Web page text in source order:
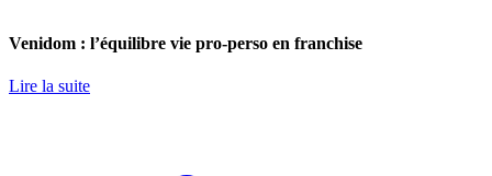
Venidom : l’équilibre vie pro-perso en franchise
Lire la suite